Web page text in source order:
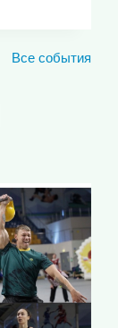
Все события